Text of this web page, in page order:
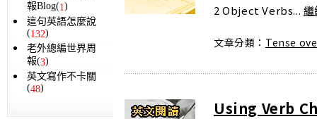
報Blog(1)
這句英語怎麼說
(132)
老外總編世界周
報(3)
英文寫作不卡關
(48)
2 Object Verbs...
文章分類： Tense
Using Verb